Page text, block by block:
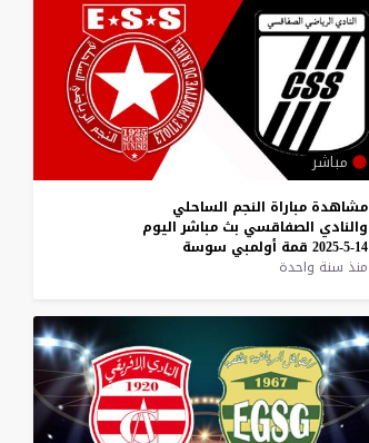
مباشر
مشاهدة مباراة النجم الساحلي
والنادي الصفاقسي بث مباشر اليوم
14-5-2025
قمة أولمبي سوسة
منذ سنة واحدة